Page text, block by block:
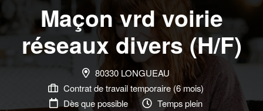
Maçon vrd voirie
réseaux divers (H/F)
80330 LONGUEAU
Contrat de travail temporaire (6 mois)
Dès que possible
Temps plein